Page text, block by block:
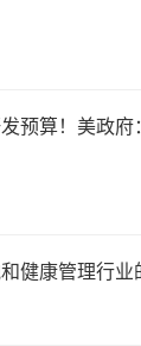
预算！美政府
健康管理行业